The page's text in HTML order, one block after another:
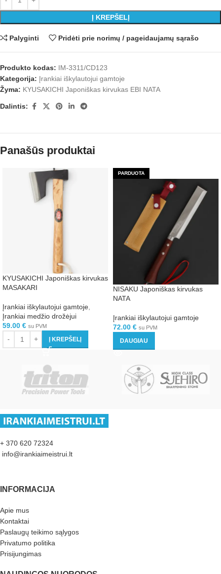
Į KREPŠELĮ
Palyginti Pridėti prie norimų / pageidaujamų sąrašo
Produkto kodas: IM-3311/CD123
Kategorija: Įrankiai iškylautojui gamtoje
Žyma: KYUSAKICHI Japoniškas kirvukas EBI NATA
Dalintis:
Panašūs produktai
KYUSAKICHI Japoniškas kirvukas
MASAKARI
Įrankiai iškylautojui gamtoje
Įrankiai medžio drožėjui
59.00 € su PVM
Į KREPŠELĮ
PARDUOTA
NISAKU Japoniškas kirvukas
NATA
Įrankiai iškylautojui gamtoje
72.00 € su PVM
DAUGIAU
+ 370 620 72324
info@irankiaimeistrui.lt
INFORMACIJA
Apie mus
Kontaktai
Paslaugų teikimo sąlygos
Privatumo politika
Prisijungimas